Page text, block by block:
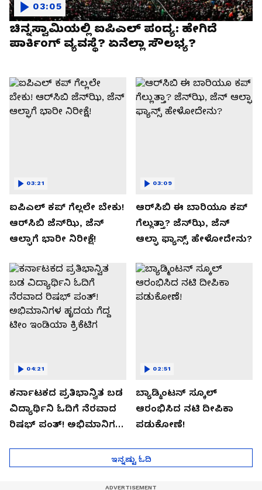
ಚಿನ್ನಸ್ವಾಮಿಯಲ್ಲಿ ಐಪಿಎಲ್‌ ಪಂದ್ಯ: ಹೇಗಿದೆ
ಪಾರ್ಕಿಂಗ್ ವ್ಯವಸ್ಥೆ? ಏನೆಲ್ಲಾ ಸೌಲಭ್ಯ?
03:05
ಐಪಿಎಲ್ ಕಪ್‌ ಗೆಲ್ಲಲೇ ಬೇಕು!
ಆರ್‌ಸಿಬಿ ಜೆನ್‌ಝಿ, ಜೆನ್‌
ಆಲ್ಫಾಗೆ ಭಾರೀ ನಿರೀಕ್ಷೆ!
03:21
ಆರ್‌ಸಿಬಿ ಈ ಬಾರಿಯೂ ಕಪ್‌
ಗೆಲ್ಲುತ್ತಾ? ಜೆನ್‌ಝಿ, ಜೆನ್‌
ಆಲ್ಫಾ ಫ್ಯಾನ್ಸ್ ಹೇಳೋದೇನು?
03:09
ಕರ್ನಾಟಕದ ಪ್ರತಿಭಾನ್ವಿತ ಬಡ
ವಿದ್ಯಾರ್ಥಿನಿ ಓದಿಗೆ ನೆರವಾದ
ರಿಷಭ್ ಪಂತ್! ಅಭಿಮಾನಿಗಳ
04:21
ಬ್ಯಾಡ್ಮಿಂಟನ್ ಸ್ಕೂಲ್​
ಆರಂಭಿಸಿದ ನಟಿ ದೀಪಿಕಾ
ಪಡುಕೋಣೆ!
02:51
ಇನ್ನಷ್ಟು ಓದಿ